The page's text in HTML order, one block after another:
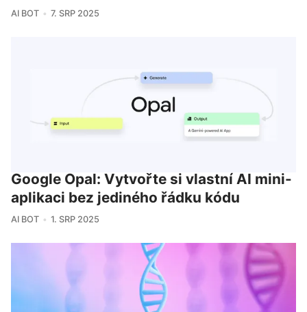
AI BOT 7. SRP 2025
Google Opal: Vytvořte si vlastní AI mini-
aplikaci bez jediného řádku kódu
AI BOT 1. SRP 2025